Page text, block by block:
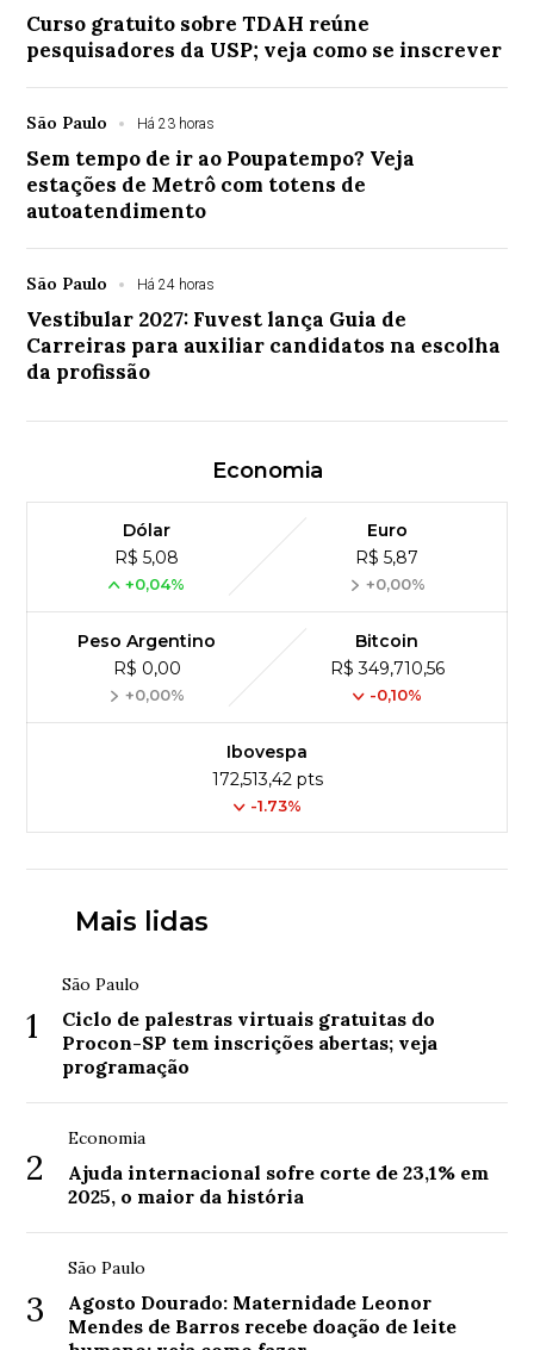
Curso gratuito sobre TDAH reúne
pesquisadores da USP; veja como se inscrever
São Paulo Há 23 horas
Sem tempo de ir ao Poupatempo? Veja
estações de Metrô com totens de
autoatendimento
São Paulo Há 24 horas
Vestibular 2027: Fuvest lança Guia de
Carreiras para auxiliar candidatos na escolha
da profissão
Economia
Dólar
R$ 5,08
+0,04%
Euro
R$ 5,87
+0,00%
Peso Argentino
R$ 0,00
+0,00%
Bitcoin
R$ 349,710,56
-0,10%
Ibovespa
172,513,42 pts
-1.73%
Mais lidas
1
São Paulo
Ciclo de palestras virtuais gratuitas do
Procon-SP tem inscrições abertas; veja
programação
2
Economia
Ajuda internacional sofre corte de 23,1% em
2025, o maior da história
3
São Paulo
Agosto Dourado: Maternidade Leonor
Mendes de Barros recebe doação de leite